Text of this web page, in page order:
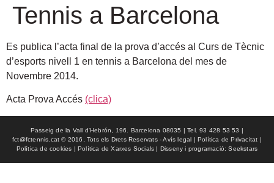
Tennis a Barcelona
Es publica l’acta final de la prova d’accés al Curs de Tècnic
d’esports nivell 1 en tennis a Barcelona del mes de
Novembre 2014.
Acta Prova Accés (clica)
Passeig de la Vall d'Hebrón, 196. Barcelona 08035 | Tel. 93 428 53 53 |
fct@fctennis.cat © 2016, Tots els Drets Reservats - Avís legal | Política de Privacitat |
Política de cookies | Política de Xarxes Socials | Disseny i programació: Seekstars